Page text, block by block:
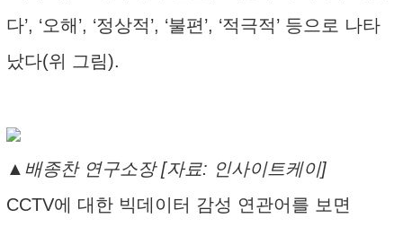
다’, ‘오해’, ‘정상적’, ‘불편’, ‘적극적’ 등으로 나타
났다(위 그림).
▲배종찬 연구소장 [자료: 인사이트케이]
CCTV에 대한 빅데이터 감성 연관어를 보면